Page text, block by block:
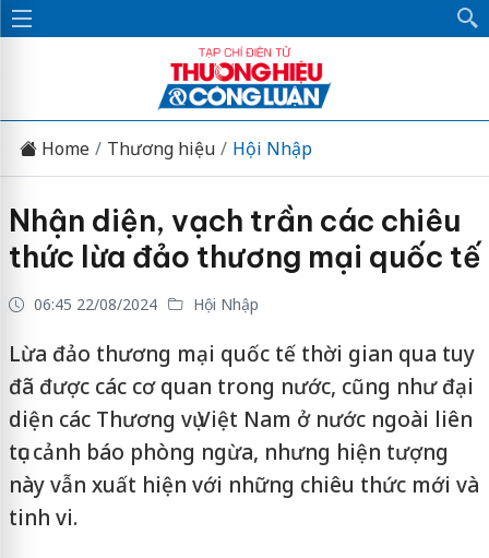
Home Thương hiệu Hội Nhập
Nhận diện, vạch trần các chiêu
thức lừa đảo thương mại quốc tế
06:45 22/08/2024 Hội Nhập
Lừa đảo thương mại quốc tế thời gian qua tuy
đã được các cơ quan trong nước, cũng như đại
diện các Thương vụ Việt Nam ở nước ngoài liên
tục cảnh báo phòng ngừa, nhưng hiện tượng
này vẫn xuất hiện với những chiêu thức mới và
tinh vi.